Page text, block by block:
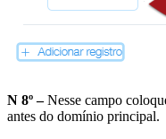
N 8º –Nesse campo
antes do domínio principal.